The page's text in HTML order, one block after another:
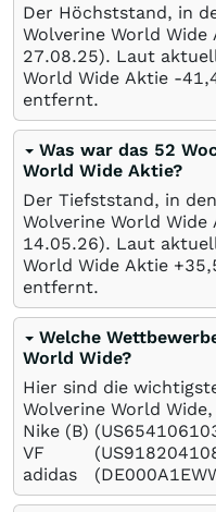
Der Höchststand, in
Wolverine World
27.08.25). Laut
World Wide Aktie -
entfernt.
Was war das 52
World Wide Aktie?
Der Tiefststand, in
Wolverine World
14.05.26). Laut
World Wide Aktie
entfernt.
Welche
World Wide?
Hier sind die
Wolverine World
Nike (B)
VF
adidas